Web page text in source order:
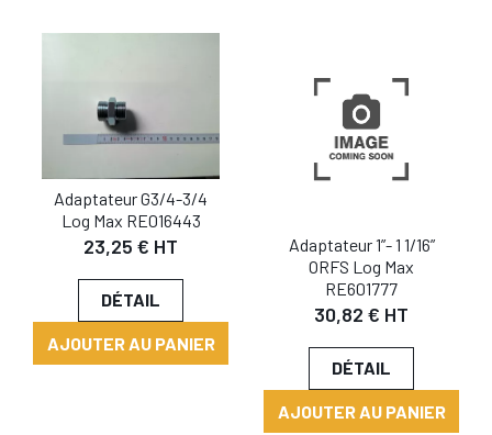
Adaptateur G3/4-3/4
Log Max RE016443
23,25 € HT
DÉTAIL
AJOUTER AU PANIER
Adaptateur 1”- 1 1/16”
ORFS Log Max
RE601777
30,82 € HT
DÉTAIL
AJOUTER AU PANIER